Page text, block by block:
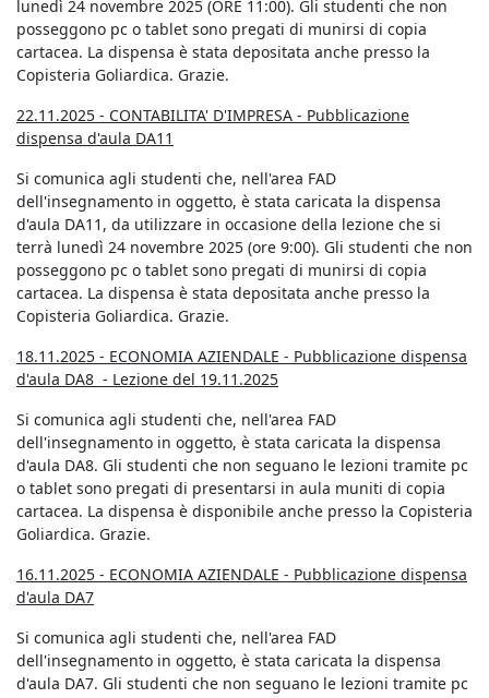
lunedì 24 novembre 2025 (ORE 11:00). Gli studenti che non
posseggono pc o tablet sono pregati di munirsi di copia
cartacea. La dispensa è stata depositata anche presso la
Copisteria Goliardica. Grazie.
22.11.2025 - CONTABILITA' D'IMPRESA - Pubblicazione
dispensa d'aula DA11
Si comunica agli studenti che, nell'area FAD
dell'insegnamento in oggetto, è stata caricata la dispensa
d'aula DA11, da utilizzare in occasione della lezione che si
terrà lunedì 24 novembre 2025 (ore 9:00). Gli studenti che non
posseggono pc o tablet sono pregati di munirsi di copia
cartacea. La dispensa è stata depositata anche presso la
Copisteria Goliardica. Grazie.
18.11.2025 - ECONOMIA AZIENDALE - Pubblicazione dispensa
d'aula DA8 - Lezione del 19.11.2025
Si comunica agli studenti che, nell'area FAD
dell'insegnamento in oggetto, è stata caricata la dispensa
d'aula DA8. Gli studenti che non seguano le lezioni tramite pc
o tablet sono pregati di presentarsi in aula muniti di copia
cartacea. La dispensa è disponibile anche presso la Copisteria
Goliardica. Grazie.
16.11.2025 - ECONOMIA AZIENDALE - Pubblicazione dispensa
d'aula DA7
Si comunica agli studenti che, nell'area FAD
dell'insegnamento in oggetto, è stata caricata la dispensa
d'aula DA7. Gli studenti che non seguano le lezioni tramite pc